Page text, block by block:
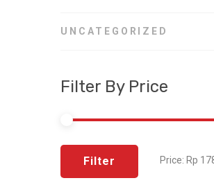
UNCATEGORIZED
Filter By Price
Filter Price: Rp